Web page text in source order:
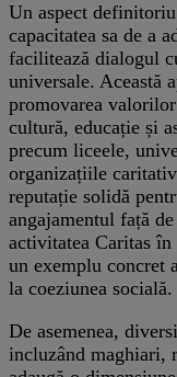
Un aspect
capacitatea sa de a
facilitează dialogul
universale. Această
promovarea
cultură, educație și
precum liceele,
organizațiile
reputație solidă
angajamentul față
activitatea Caritas
un exemplu concret
la coeziunea socială.
De asemenea,
incluzând maghiari,